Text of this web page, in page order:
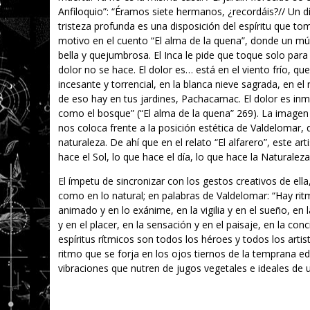
Anfiloquio”: “Éramos siete hermanos, ¿recordáis?// Un
tristeza profunda es una disposición del espíritu que
motivo en el cuento “El alma de la quena”, donde un
bella y quejumbrosa. El Inca le pide que toque solo
dolor no se hace. El dolor es… está en el viento frío,
incesante y torrencial, en la blanca nieve sagrada, en
de eso hay en tus jardines, Pachacamac. El dolor es
como el bosque” (“El alma de la quena” 269). La
nos coloca frente a la posición estética de
naturaleza. De ahí que en el relato “El alfarero”, este
hace el Sol, lo que hace el día, lo que hace la
El ímpetu de sincronizar con los gestos creativos de
como en lo natural; en palabras de Valdelomar: “Hay
animado y en lo exánime, en la vigilia y en el sueño,
y en el placer, en la sensación y en el paisaje, en la
espíritus rítmicos son todos los héroes y todos los
ritmo que se forja en los ojos tiernos de la temprana
vibraciones que nutren de jugos vegetales e ideales